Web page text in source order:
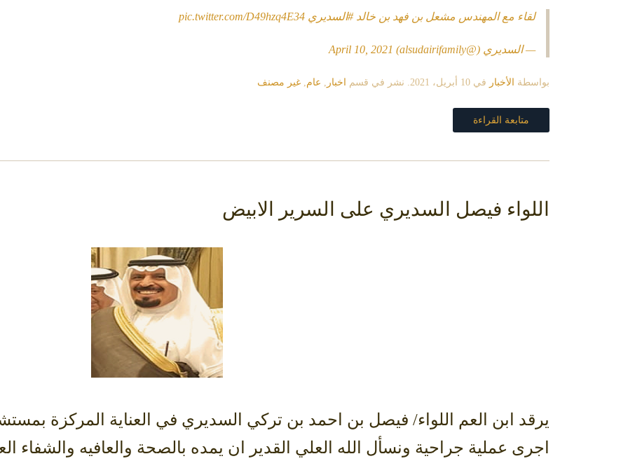
لقاء مع المهندس مشعل بن فهد بن خالد#السديري pic.twitter.com/D49hzq4E34
— السديري (@alsudairifamily) April 10, 2021
بواسطة الأخبار في 10 أبريل، 2021 . نشر في قسم اخبار عام غير مصنف
متابعة القراءة
اللواء فيصل السديري على السرير الابيض
يرقد ابن العم اللواء/ فيصل بن احمد بن تركي السديري في العناية المركزة
اجرى عملية جراحية ونسأل الله العلي القدير ان يمده بالصحة والعافيه والشفاء